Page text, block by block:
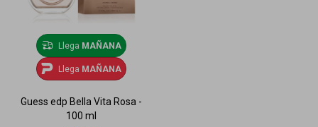
Llega MAÑANA
Llega MAÑANA
Guess edp Bella Vita Rosa -
100 ml